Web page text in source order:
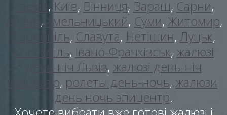
Харків, Київ, Вінниця, Вараш, Сарни,
Дубно , Хмельницький, Суми, Житомир,
Тернопіль, Славута, Нетішин, Луцьк,
Костопіль, Івано-Франківськ, жалюзі
день-ніч Львів, жалюзі день-ніч
епіцентр, ролеты день-ночь, жалюзи
день ночь эпицентр.